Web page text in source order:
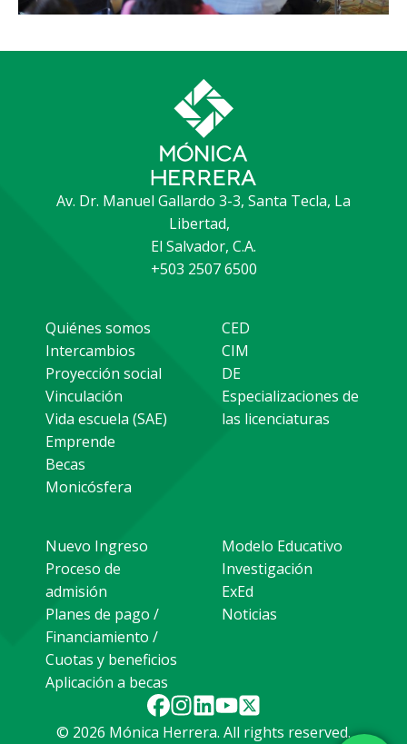
Av. Dr. Manuel Gallardo 3-3, Santa Tecla, La
Libertad,
El Salvador, C.A.
+503 2507 6500
Quiénes somos
Intercambios
Proyección social
Vinculación
Vida escuela (SAE)
Emprende
Becas
Monicósfera
CED
CIM
DE
Especializaciones de
las licenciaturas
Nuevo Ingreso
Proceso de
admisión
Planes de pago /
Financiamiento /
Cuotas y beneficios
Aplicación a becas
Modelo Educativo
Investigación
ExEd
Noticias
© 2026 Mónica Herrera. All rights reserved.